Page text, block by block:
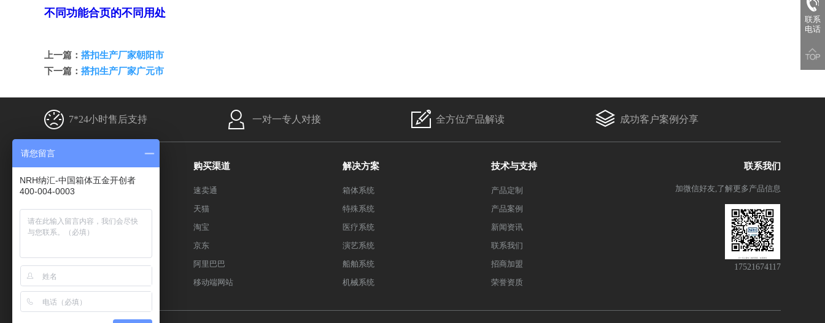
不同功能合页的不同用处
上一篇： 搭扣生产厂家朝阳市
下一篇： 搭扣生产厂家广元市
7*24小时售后支持 一对一专人对接 全方位产品解读 成功客户案例分享
产品分类
搭扣系列
箱扣系列
拉手系列
包角系列
百度sitemap
购买渠道
速卖通
天猫
淘宝
京东
阿里巴巴
移动端网站
解决方案
箱体系统
特殊系统
医疗系统
演艺系统
船舶系统
机械系统
技术与支持
产品定制
产品案例
新闻资讯
联系我们
招商加盟
荣誉资质
联系我们
加微信好友,了解更多产品信息
17521674117
联系
电话
请您留言
NRH纳汇-中国箱体五金开创者
400-004-0003